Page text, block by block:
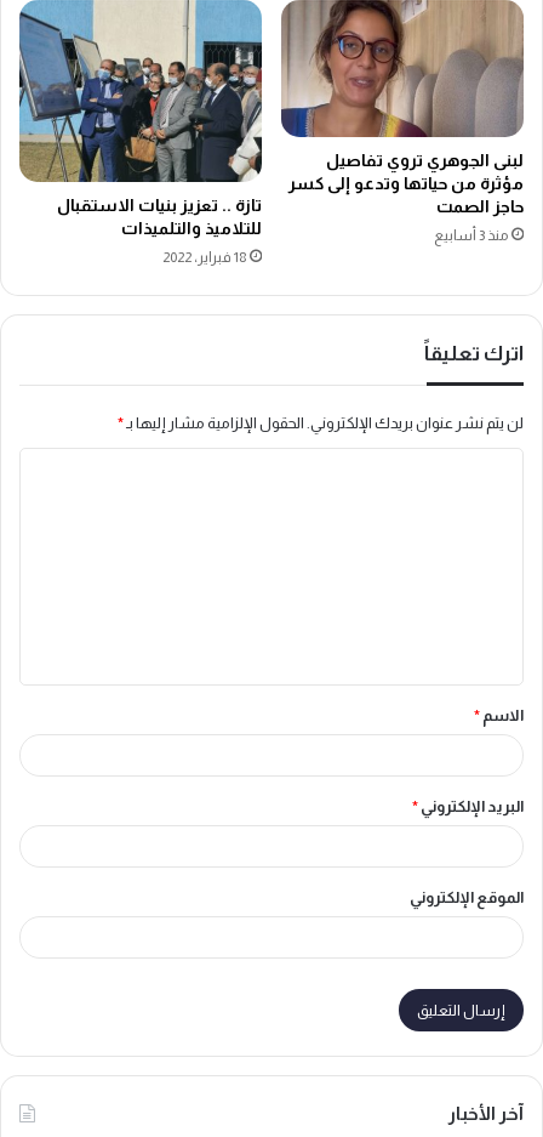
لبنى الجوهري تروي تفاصيل
مؤثرة من حياتها وتدعو إلى كسر
حاجز الصمت
منذ 3 أسابيع
تازة .. تعزيز بنيات الاستقبال
للتلاميذ والتلميذات
18 فبراير، 2022
اترك تعليقاً
لن يتم نشر عنوان بريدك الإلكتروني. الحقول الإلزامية مشار إليها بـ*
ق
*
الاسم *
البريد الإلكتروني *
الموقع الإلكتروني
آخر الأخبار